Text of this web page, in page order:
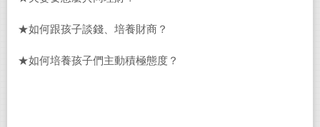
★如何跟孩子談錢、培養財商？
★如何培養孩子們主動積極態度？